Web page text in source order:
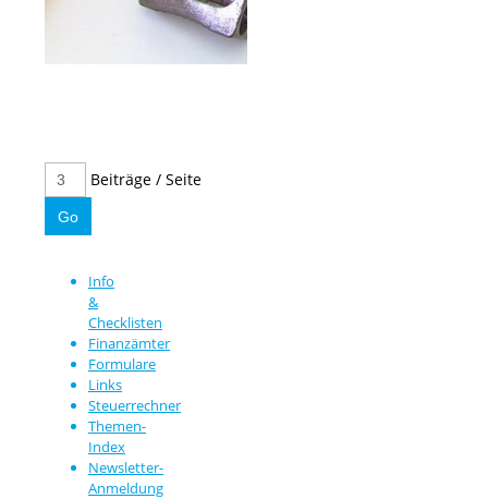
Beiträge / Seite
Info
&
Checklisten
Finanzämter
Formulare
Links
Steuerrechner
Themen-
Index
Newsletter-
Anmeldung